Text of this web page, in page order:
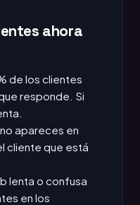
ahora
de los clientes
responde. Si
apareces en
cliente que está
lenta o confusa
en los